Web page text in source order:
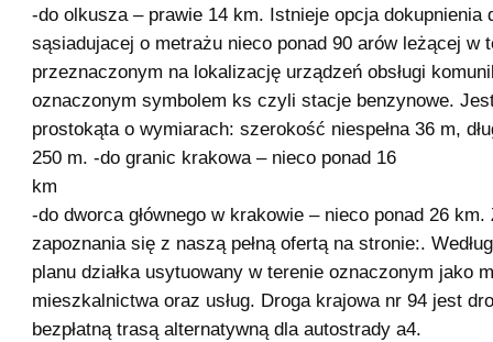
-do olkusza – prawie 14 km. Istnieje opcja dokupnienia
sąsiadujacej o metrażu nieco ponad 90 arów leżącej w
przeznaczonym na lokalizację urządzeń obsługi
oznaczonym symbolem ks czyli stacje benzynowe.
prostokąta o wymiarach: szerokość niespełna 36 m,
250 m. -do granic krakowa – nieco ponad 16
-do dworca głównego w krakowie – nieco ponad 26
zapoznania się z naszą pełną ofertą na stronie:.
planu działka usytuowany w terenie oznaczonym jako
mieszkalnictwa oraz usług. Droga krajowa nr 94 jest
bezpłatną trasą alternatywną dla autostrady a4.